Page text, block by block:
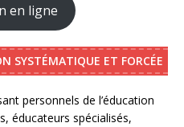
en ligne
SYSTÉMATIQUE ET FORCÉE
personnels de l’éducation
éducateurs spécialisés,